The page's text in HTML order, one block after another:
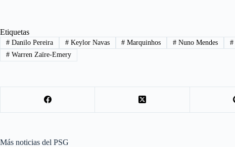
Etiquetas
#Danilo Pereira #Keylor Navas # Marquinhos # Nuno Mendes #
#Warren Zaïre-Emery
Más noticias del PSG